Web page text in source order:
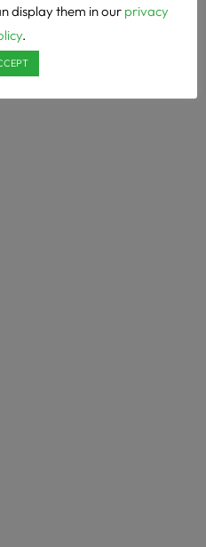
display them in our privacy
.